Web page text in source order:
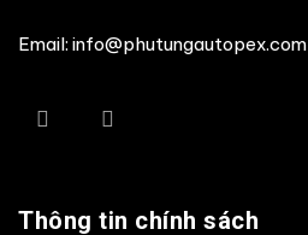
Email: info@phutungautopex.com
Thông tin chính sách